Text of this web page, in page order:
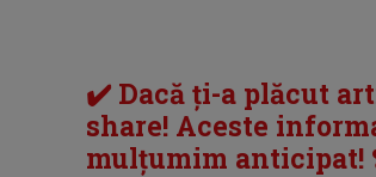
✔️ Dacă ți-a plăcut
share! Aceste
mulțumim anticipat!